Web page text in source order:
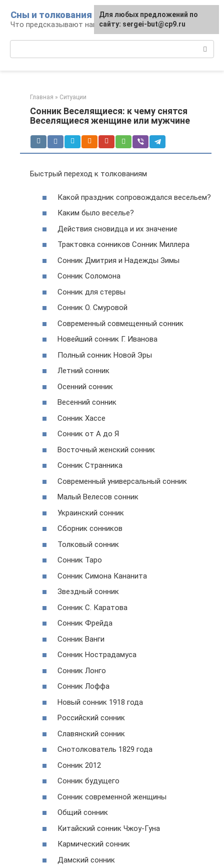
контенту
Сны и толкования
Что предсказывают нам наши сны
Главная » Ситуации
Сонник Веселящиеся: к чему снятся
Веселящиеся женщине или мужчине
Быстрый переход к толкованиям
Какой праздник сопровождался весельем?
Каким было веселье?
Действия сновидца и их значение
Трактовка сонников Сонник Миллера
Сонник Дмитрия и Надежды Зимы
Сонник Соломона
Сонник для стервы
Сонник О. Смуровой
Современный совмещенный сонник
Новейший сонник Г. Иванова
Полный сонник Новой Эры
Летний сонник
Осенний сонник
Весенний сонник
Сонник Хассе
Сонник от А до Я
Восточный женский сонник
Сонник Странника
Современный универсальный сонник
Малый Велесов сонник
Украинский сонник
Сборник сонников
Толковый сонник
Сонник Таро
Сонник Симона Кананита
Звездный сонник
Сонник С. Каратова
Сонник Фрейда
Сонник Ванги
Сонник Нострадамуса
Сонник Лонго
Сонник Лоффа
Новый сонник 1918 года
Российский сонник
Славянский сонник
Снотолкователь 1829 года
Сонник 2012
Сонник будущего
Сонник современной женщины
Общий сонник
Китайский сонник Чжоу-Гуна
Кармический сонник
Дамский сонник
Для любых предложений по
сайту: sergei-but@cp9.ru